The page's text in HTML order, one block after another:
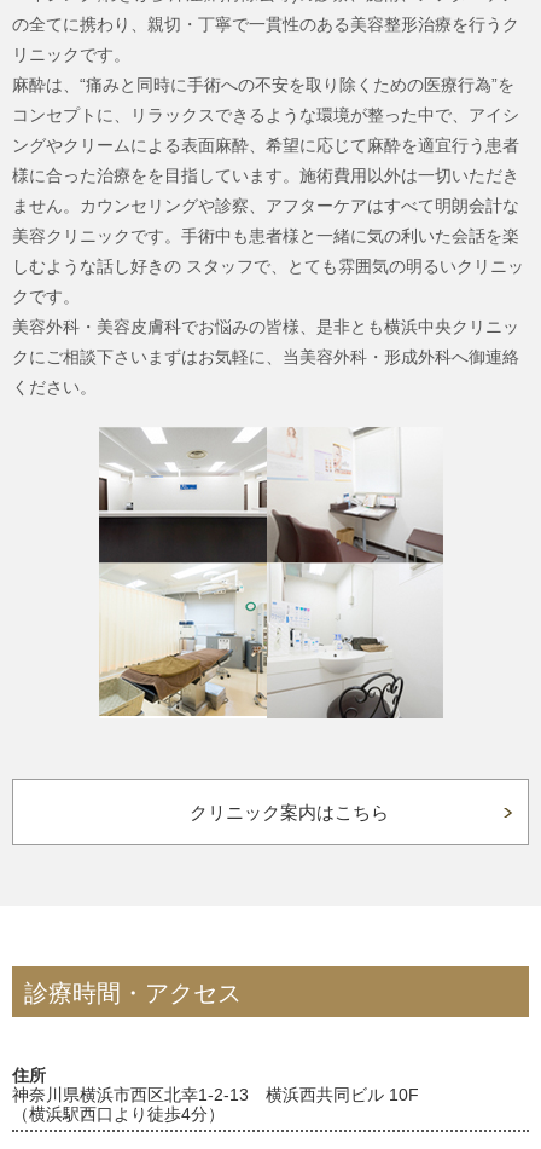
の全てに携わり、親切・丁寧で一貫性のある美容整形治療を行うク
リニックです。
麻酔は、“痛みと同時に手術への不安を取り除くための医療行為”を
コンセプトに、リラックスできるような環境が整った中で、アイシ
ングやクリームによる表面麻酔、希望に応じて麻酔を適宜行う患者
様に合った治療をを目指しています。施術費用以外は一切いただき
ません。カウンセリングや診察、アフターケアはすべて明朗会計な
美容クリニックです。手術中も患者様と一緒に気の利いた会話を楽
しむような話し好きの スタッフで、とても雰囲気の明るいクリニッ
クです。
美容外科・美容皮膚科でお悩みの皆様、是非とも横浜中央クリニッ
クにご相談下さいまずはお気軽に、当美容外科・形成外科へ御連絡
ください。
クリニック案内はこちら
診療時間・アクセス
住所
神奈川県横浜市西区北幸1-2-13 横浜西共同ビル 10F
（横浜駅西口より徒歩4分）